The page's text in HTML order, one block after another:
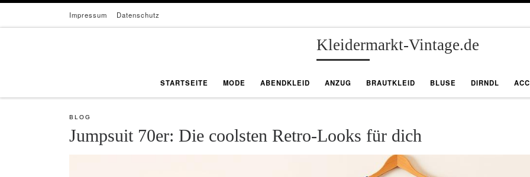
Zum Inhalt springenImpressum Datenschutz
Kleidermarkt-Vintage.de
STARTSEITE MODE ABENDKLEID ANZUG BRAUTKLEID BLUSE DIRNDL
BLOG
Jumpsuit 70er: Die coolsten Retro-Looks für dich